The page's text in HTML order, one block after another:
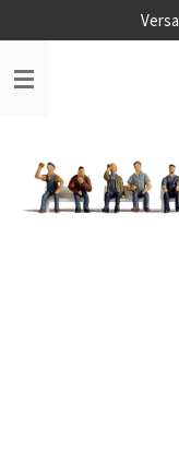
Hauptinhalt
springen